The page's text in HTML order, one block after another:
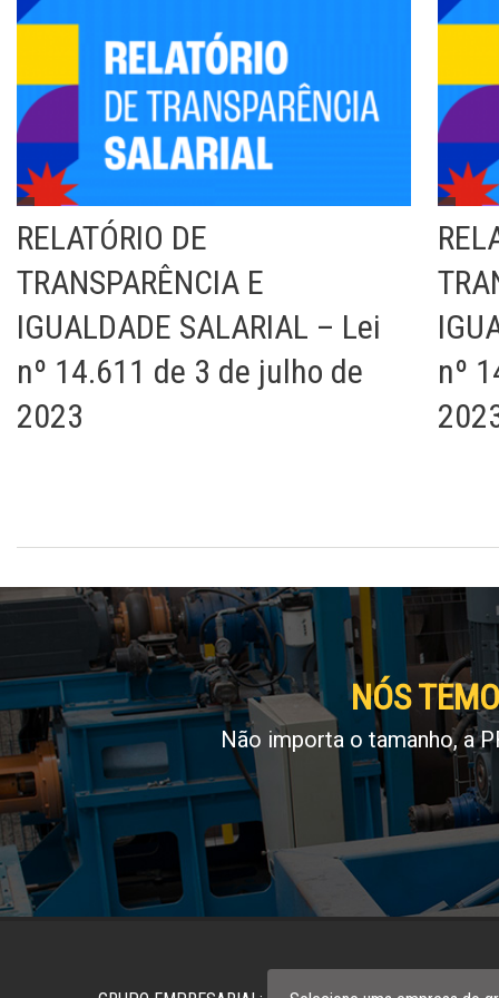
RELATÓRIO DE
TRANSPARÊNCIA E
IGUALDADE SALARIAL – Lei
nº 14.611 de 3 de julho de
2023
nº
NÓS
Não importa o tamanho, a